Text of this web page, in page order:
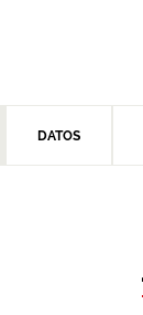
DATOS